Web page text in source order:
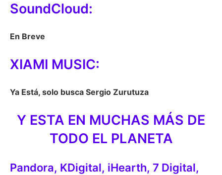
SoundCloud:
En Breve
XIAMI MUSIC:
Ya Está, solo busca Sergio Zurutuza
Y ESTA EN MUCHAS MÁS DE
TODO EL PLANETA
Pandora, KDigital, iHearth, 7 Digital,